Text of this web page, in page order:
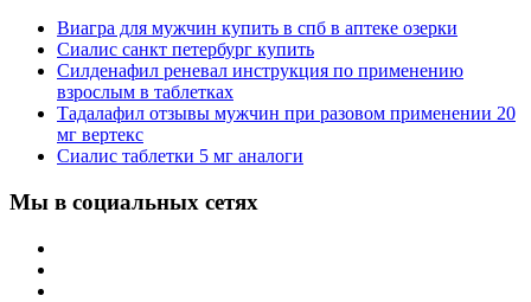
Виагра для мужчин купить в спб в аптеке озерки
Сиалис санкт петербург купить
Силденафил реневал инструкция по применению
взрослым в таблетках
Тадалафил отзывы мужчин при разовом применении 20
мг вертекс
Сиалис таблетки 5 мг аналоги
Мы в социальных сетях